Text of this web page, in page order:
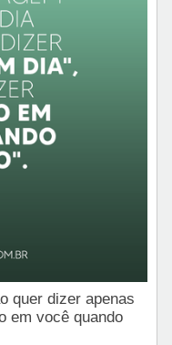
quer dizer apenas
em você quando